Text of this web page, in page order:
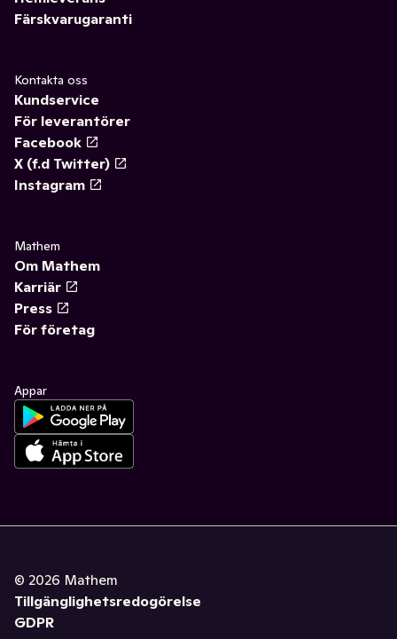
Färskvarugaranti
Kontakta oss
Kundservice
För leverantörer
Facebook
X (f.d Twitter)
Instagram
Mathem
Om Mathem
Karriär
Press
För företag
Appar
© 2026 Mathem
Tillgänglighetsredogörelse
GDPR